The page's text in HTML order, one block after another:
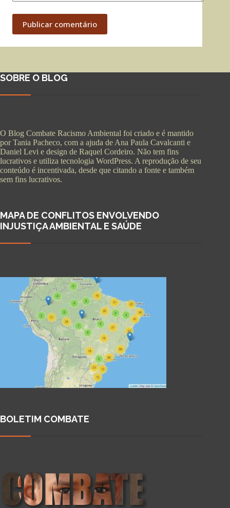
Publicar comentário
SOBRE O BLOG
O Blog Combate Racismo Ambiental foi criado e é mantido
por Tania Pacheco, com a ajuda de Ana Paula Cavalcanti e
Daniel Levi e design de Raquel Cordeiro. Não tem fins
lucrativos e utiliza tecnologia WordPress. A reprodução de seu
conteúdo é incentivada, desde que citando a fonte e também
sem fins lucrativos.
MAPA DE CONFLITOS ENVOLVENDO
INJUSTIÇA AMBIENTAL E SAÚDE
BOLETIM COMBATE